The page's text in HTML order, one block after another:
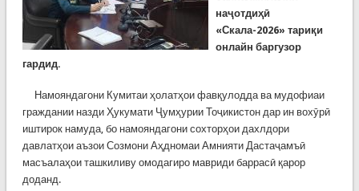
наҷотдиҳӣ
«Скала-2026» тариқи
онлайн баргузор
гардид.
Намояндагони Кумитаи ҳолатҳои фавқулодда ва мудофиаи
граждании назди Ҳукумати Ҷумҳурии Тоҷикистон дар ин вохӯрӣ
иштирок намуда, бо намояндагони сохторҳои дахлдори
давлатҳои аъзои Созмони Аҳдномаи Амнияти Дастаҷамъӣ
масъалаҳои ташкиливу омодагиро мавриди баррасӣ қарор
доданд.